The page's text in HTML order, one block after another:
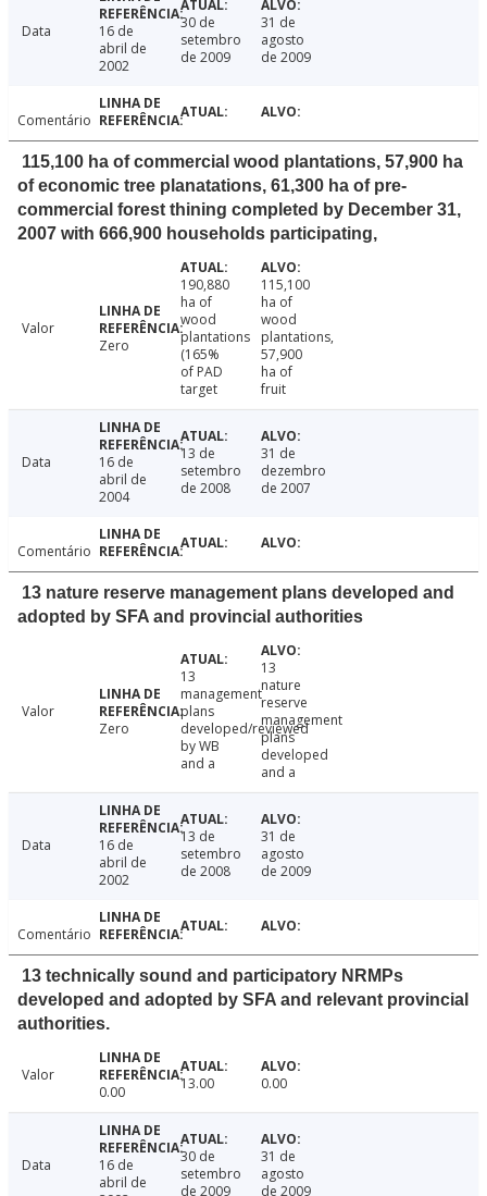
Data
16 de
abril de
2002
30 de
setembro
de 2009
31 de
agosto
de 2009
Comentário
115,100 ha of commercial wood plantations, 57,900 ha
of economic tree planatations, 61,300 ha of pre-
commercial forest thining completed by December 31,
2007 with 666,900 households participating,
Valor
Zero
190,880
ha of
wood
plantations
(165%
of PAD
target
115,100
ha of
wood
plantations,
57,900
ha of
fruit
Data
16 de
abril de
2004
13 de
setembro
de 2008
31 de
dezembro
de 2007
Comentário
13 nature reserve management plans developed and
adopted by SFA and provincial authorities
Valor
Zero
13
management
plans
developed/reviewed
by WB
and a
13
nature
reserve
management
plans
developed
and a
Data
16 de
abril de
2002
13 de
setembro
de 2008
31 de
agosto
de 2009
Comentário
13 technically sound and participatory NRMPs
developed and adopted by SFA and relevant provincial
authorities.
Valor
0.00
13.00 0.00
Data
16 de
abril de
30 de
setembro
de 2009
31 de
agosto
de 2009